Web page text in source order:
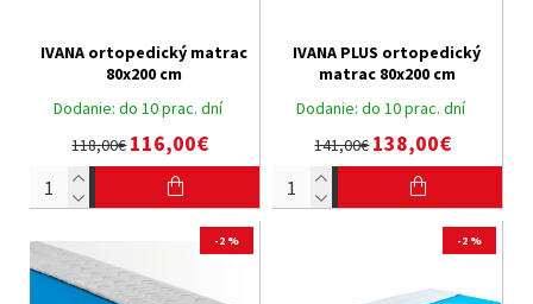
Dodanie: do 10 prac. dní
IVANA ortopedický matrac
80x200 cm
118,00€116,00€
Dodanie: do 10 prac. dní
IVANA PLUS ortopedický
matrac 80x200 cm
141,00€138,00€
-2 % -2 %